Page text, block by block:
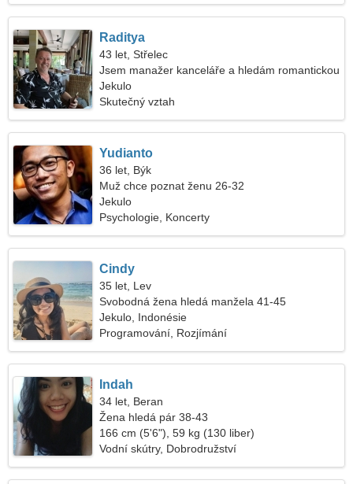
Raditya
43 let, Střelec
Jsem manažer kanceláře a hledám romantickou
ženu
Jekulo
Skutečný vztah
Yudianto
36 let, Býk
Muž chce poznat ženu 26-32
Jekulo
Psychologie, Koncerty
Cindy
35 let, Lev
Svobodná žena hledá manžela 41-45
Jekulo, Indonésie
Programování, Rozjímání
Indah
34 let, Beran
Žena hledá pár 38-43
166 cm (5'6"), 59 kg (130 liber)
Vodní skútry, Dobrodružství